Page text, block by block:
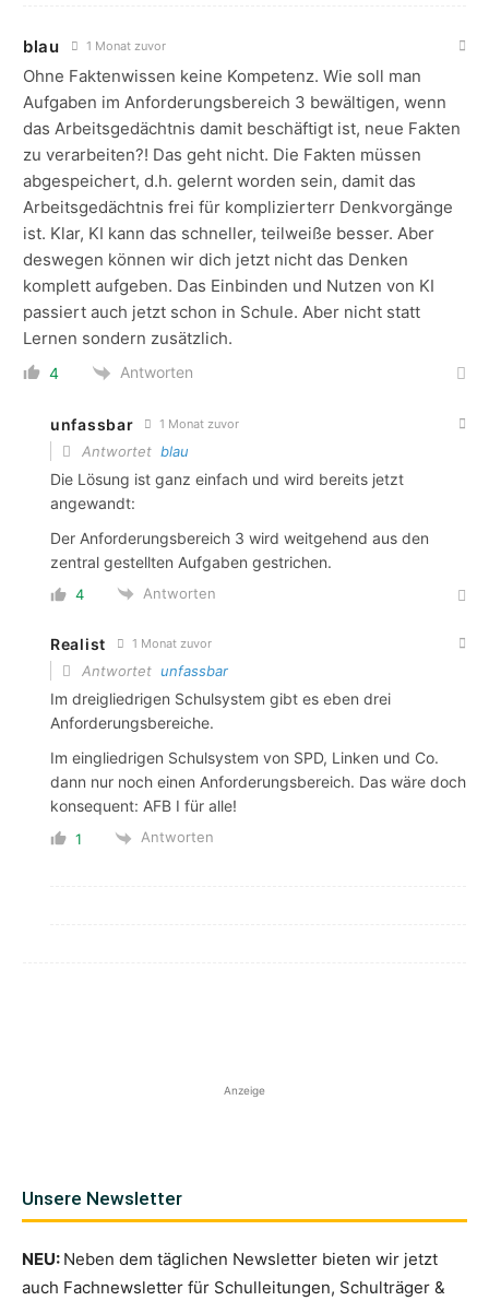
blau 1 Monat zuvor
Ohne Faktenwissen keine Kompetenz. Wie soll man
Aufgaben im Anforderungsbereich 3 bewältigen, wenn
das Arbeitsgedächtnis damit beschäftigt ist, neue Fakten
zu verarbeiten?! Das geht nicht. Die Fakten müssen
abgespeichert, d.h. gelernt worden sein, damit das
Arbeitsgedächtnis frei für komplizierterr Denkvorgänge
ist. Klar, KI kann das schneller, teilweiße besser. Aber
deswegen können wir dich jetzt nicht das Denken
komplett aufgeben. Das Einbinden und Nutzen von KI
passiert auch jetzt schon in Schule. Aber nicht statt
Lernen sondern zusätzlich.
4 Antworten
unfassbar 1 Monat zuvor
Antwortet blau
Die Lösung ist ganz einfach und wird bereits jetzt
angewandt:
Der Anforderungsbereich 3 wird weitgehend aus den
zentral gestellten Aufgaben gestrichen.
4 Antworten
Realist 1 Monat zuvor
Antwortet unfassbar
Im dreigliedrigen Schulsystem gibt es eben drei
Anforderungsbereiche.
Im eingliedrigen Schulsystem von SPD, Linken und Co.
dann nur noch einen Anforderungsbereich. Das wäre doch
konsequent: AFB I für alle!
1 Antworten
Anzeige
Unsere Newsletter
NEU: Neben dem täglichen Newsletter bieten wir jetzt
auch Fachnewsletter für Schulleitungen, Schulträger &